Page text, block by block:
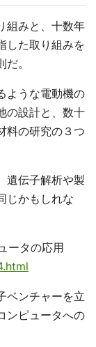
組みと、十数年
した取り組みを
。
ような電動機の
の設計と、数十
料の研究の３つ
遺伝子解析や製
じかもしれな
ータの応用
ベンチャーを立
ンピュータへの